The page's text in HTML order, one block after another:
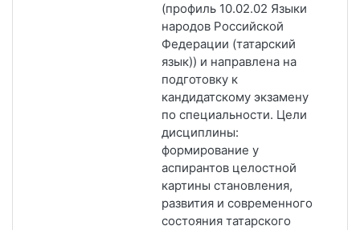
(профиль 10.02.02 Языки
народов Российской
Федерации (татарский
язык)) и направлена на
подготовку к
кандидатскому экзамену
по специальности. Цели
дисциплины:
формирование у
аспирантов целостной
картины становления,
развития и современного
состояния татарского